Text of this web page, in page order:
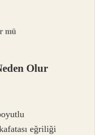
mü
Olur
eğriliği